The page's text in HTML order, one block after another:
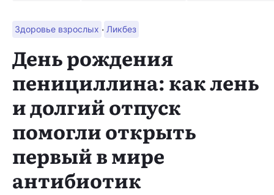
Здоровье взрослых · Ликбез
День рождения
пенициллина: как лень
и долгий отпуск
помогли открыть
первый в мире
антибиотик